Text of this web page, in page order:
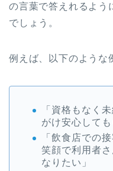
の言葉で答えれるよう
でしょう。
例えば、以下のような
「資格もなく
がけ安心して
「飲食店での
笑顔で利用者
なりたい」